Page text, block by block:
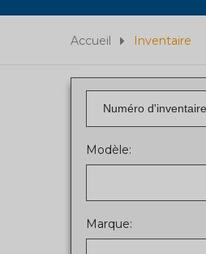
Accueil Inventaire
Modèle:
Marque: